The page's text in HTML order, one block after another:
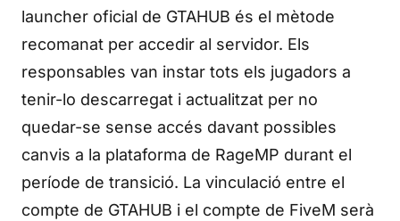
launcher oficial de GTAHUB és el mètode
recomanat per accedir al servidor. Els
responsables van instar tots els jugadors a
tenir-lo descarregat i actualitzat per no
quedar-se sense accés davant possibles
canvis a la plataforma de RageMP durant el
període de transició. La vinculació entre el
compte de GTAHUB i el compte de FiveM serà